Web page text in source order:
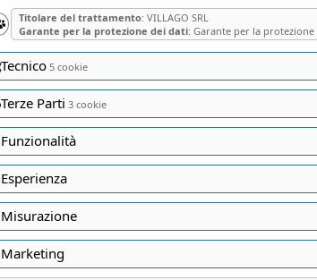
Titolare del trattamento: VILLAGO SRL
Garante per la protezione dei dati: Garante per la
Tecnico 5 cookie
Terze Parti 3 cookie
Funzionalità
Esperienza
Misurazione
Marketing